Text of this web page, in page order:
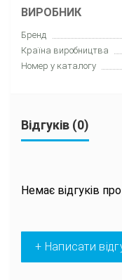
ВИРОБНИК
Бренд
Країна виробництва
Номер у каталогу
Відгуків (0)
Немає відгуків
+ Написати